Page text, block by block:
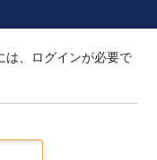
は、ログインが必要で